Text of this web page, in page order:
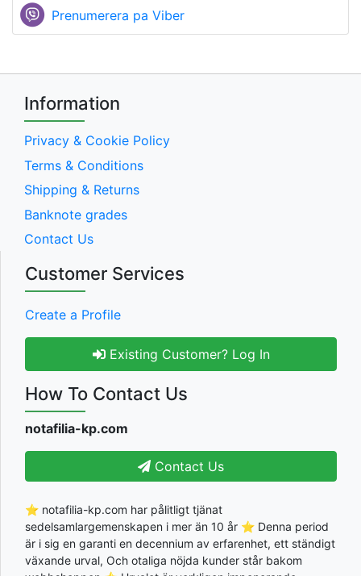
Prenumerera pa Viber
Information
Privacy & Cookie Policy
Terms & Conditions
Shipping & Returns
Banknote grades
Contact Us
Customer Services
Create a Profile
Existing Customer? Log In
How To Contact Us
notafilia-kp.com
Contact Us
⭐ notafilia-kp.com har pålitligt tjänat
sedelsamlargemenskapen i mer än 10 år ⭐ Denna period
är i sig en garanti en decennium av erfarenhet, ett ständigt
växande urval, Och otaliga nöjda kunder står bakom